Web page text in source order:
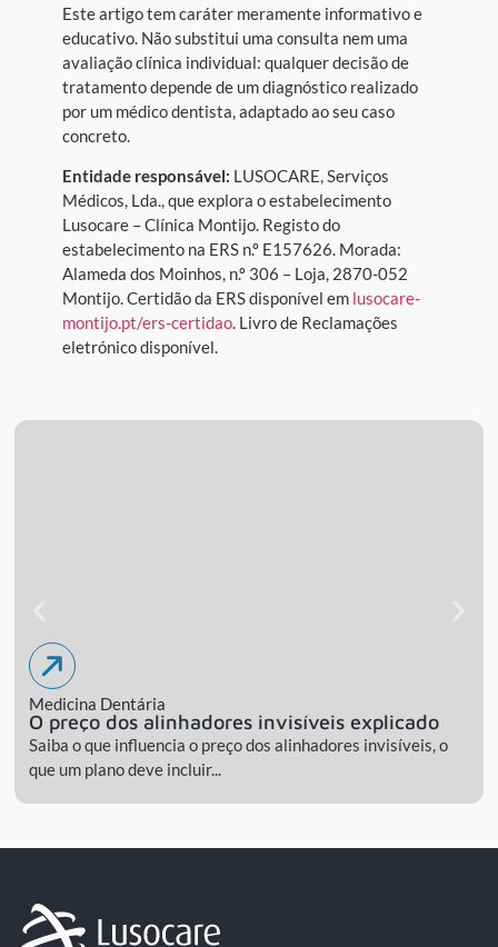
Este artigo tem caráter meramente informativo e
educativo. Não substitui uma consulta nem uma
avaliação clínica individual: qualquer decisão de
tratamento depende de um diagnóstico realizado
por um médico dentista, adaptado ao seu caso
concreto.
Entidade responsável: LUSOCARE, Serviços
Médicos, Lda., que explora o estabelecimento
Lusocare – Clínica Montijo. Registo do
estabelecimento na ERS n.º E157626. Morada:
Alameda dos Moinhos, n.º 306 – Loja, 2870-052
Montijo. Certidão da ERS disponível em lusocare-
montijo.pt/ers-certidao. Livro de Reclamações
eletrónico disponível.
Medicina Dentária
O preço dos alinhadores invisíveis explicado
Saiba o que influencia o preço dos alinhadores invisíveis, o
que um plano deve incluir...